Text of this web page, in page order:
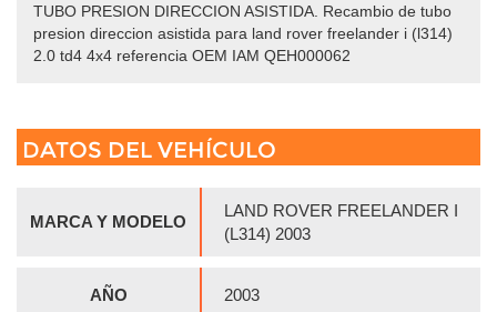
TUBO PRESION DIRECCION ASISTIDA. Recambio de tubo
presion direccion asistida para land rover freelander i (l314)
2.0 td4 4x4 referencia OEM IAM QEH000062
DATOS DEL VEHÍCULO
MARCA Y MODELO
LAND ROVER FREELANDER I
(L314) 2003
AÑO 2003